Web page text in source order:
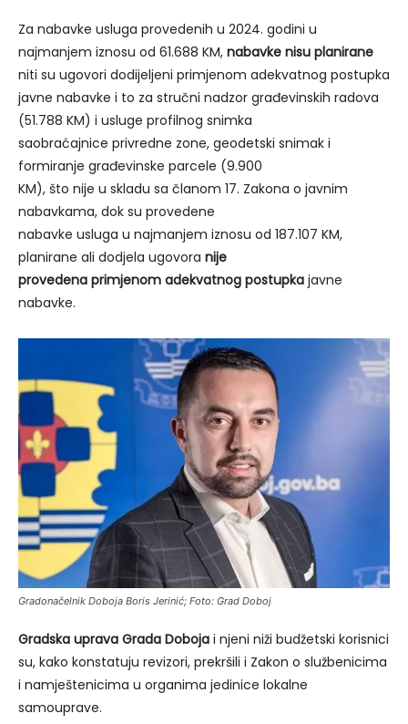
Za nabavke usluga provedenih u 2024. godini u
najmanjem iznosu od 61.688 KM, nabavke nisu planirane
niti su ugovori dodijeljeni primjenom adekvatnog postupka
javne nabavke i to za stručni nadzor građevinskih radova
(51.788 KM) i usluge profilnog snimka
saobraćajnice privredne zone, geodetski snimak i
formiranje građevinske parcele (9.900
KM), što nije u skladu sa članom 17. Zakona o javnim
nabavkama, dok su provedene
nabavke usluga u najmanjem iznosu od 187.107 KM,
planirane ali dodjela ugovora nije
provedena primjenom adekvatnog postupka javne
nabavke.
Gradonačelnik Doboja Boris Jerinić; Foto: Grad Doboj
Gradska uprava Grada Doboja i njeni niži budžetski korisnici
su, kako konstatuju revizori, prekršili i Zakon o službenicima
i namještenicima u organima jedinice lokalne
samouprave.